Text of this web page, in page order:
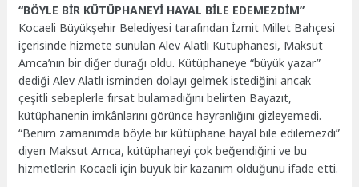
“BÖYLE BİR KÜTÜPHANEYİ HAYAL BİLE EDEMEZDİM”
Kocaeli Büyükşehir Belediyesi tarafından İzmit Millet Bahçesi
içerisinde hizmete sunulan Alev Alatlı Kütüphanesi, Maksut
Amca’nın bir diğer durağı oldu. Kütüphaneye “büyük yazar”
dediği Alev Alatlı isminden dolayı gelmek istediğini ancak
çeşitli sebeplerle fırsat bulamadığını belirten Bayazıt,
kütüphanenin imkânlarını görünce hayranlığını gizleyemedi.
“Benim zamanımda böyle bir kütüphane hayal bile edilemezdi”
diyen Maksut Amca, kütüphaneyi çok beğendiğini ve bu
hizmetlerin Kocaeli için büyük bir kazanım olduğunu ifade etti.